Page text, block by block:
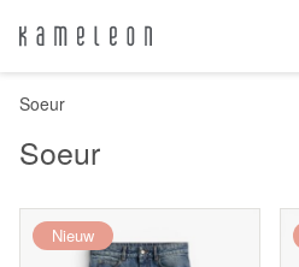
Soeur
Soeur
Nieuw